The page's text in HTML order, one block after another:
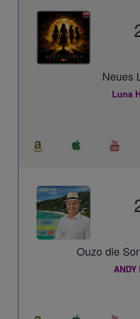
Neues
Luna
Ouzo die
ANDY